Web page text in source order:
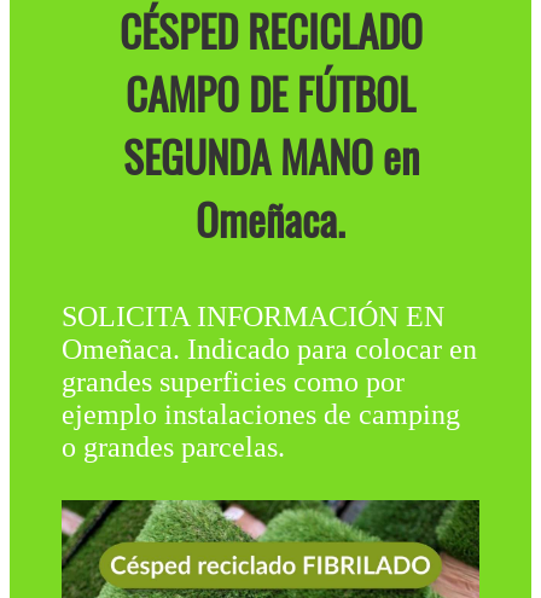
CÉSPED RECICLADO
CAMPO DE FÚTBOL
SEGUNDA MANO en
Omeñaca.
SOLICITA INFORMACIÓN EN
Omeñaca. Indicado para colocar en
grandes superficies como por
ejemplo instalaciones de camping
o grandes parcelas.